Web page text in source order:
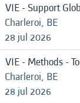
VIE - Support
Charleroi, BE
28 jul 2026
VIE - Methods -
Charleroi, BE
28 jul 2026